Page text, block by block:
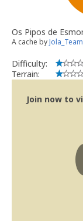
Os Pipos de
A cache byJola_Team_
Difficulty:
Terrain:
Join now to